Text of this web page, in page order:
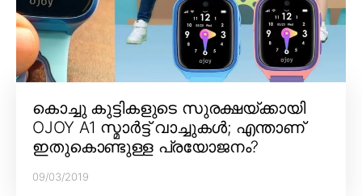
കൊച്ചു കുട്ടികളുടെ സുരക്ഷയ്ക്കായി
OJOY A1 സ്മാർട്ട് വാച്ചുകൾ; എന്താണ്
ഇതുകൊണ്ടുള്ള പ്രയോജനം?
09/03/2019